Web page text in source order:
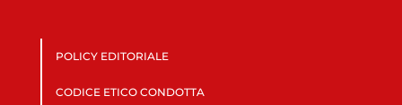
POLICY EDITORIALE
CODICE ETICO CONDOTTA